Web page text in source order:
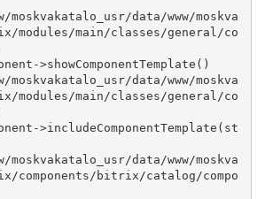
main/classes/general/co
>showComponentTemplate()
main/classes/general/co
>includeComponentTemplate(st
components/bitrix/catalog/compo